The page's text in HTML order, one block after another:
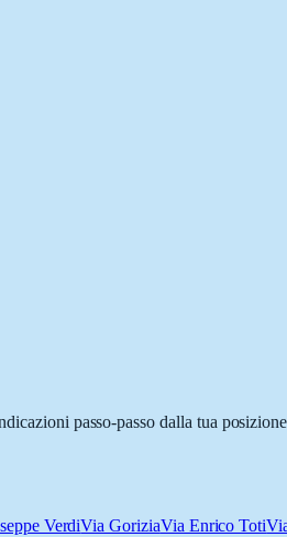
passo-passo dalla tua
VerdiVia GoriziaVia Enrico Toti